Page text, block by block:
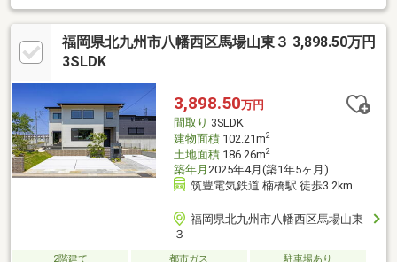
遊びものびのび楽しめます。広々とした敷地６７６坪、駐車場１
０台以上、太陽光発電もあります。更に大人も子供も広々遊べる
１０坪以上の庭有の住居、朝一番の深呼吸も大きな伸びと共にリ
フレッシュ。また閑静な住宅街の住戸、ごろんと寝転べりたくな
の大変陽当りの良い住居です。家族の物語が生まれる９ＤＫ。是
非その目でお確かめください。
福岡県北九州市八幡西区馬場山東３ 3,898.50万円
3SLDK
3,898.50万円
間取り 3SLDK
建物面積102.21m2
土地面積186.26m2
築年月 2025年4月(築1年5ヶ月)
筑豊電気鉄道 楠橋駅 徒歩3.2km
福岡県北九州市八幡西区馬場山東
３
2階建て 都市ガス
駐車場あり